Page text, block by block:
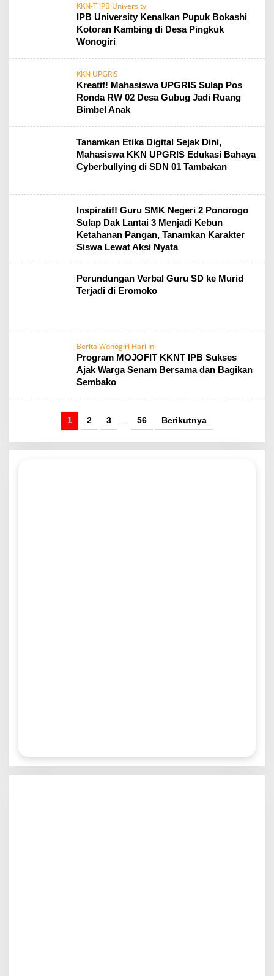
KKN-T IPB University
IPB University Kenalkan Pupuk Bokashi
Kotoran Kambing di Desa Pingkuk
Wonogiri
KKN UPGRIS
Kreatif! Mahasiswa UPGRIS Sulap Pos
Ronda RW 02 Desa Gubug Jadi Ruang
Bimbel Anak
Tanamkan Etika Digital Sejak Dini,
Mahasiswa KKN UPGRIS Edukasi Bahaya
Cyberbullying di SDN 01 Tambakan
Inspiratif! Guru SMK Negeri 2 Ponorogo
Sulap Dak Lantai 3 Menjadi Kebun
Ketahanan Pangan, Tanamkan Karakter
Siswa Lewat Aksi Nyata
Perundungan Verbal Guru SD ke Murid
Terjadi di Eromoko
Berita Wonogiri Hari Ini
Program MOJOFIT KKNT IPB Sukses
Ajak Warga Senam Bersama dan Bagikan
Sembako
1 2 3 … 56 Berikutnya